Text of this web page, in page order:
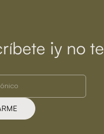
¡y no